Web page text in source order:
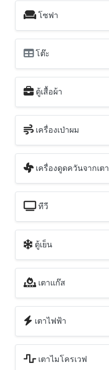
โซฟา
โต๊ะ
ตู้เสื้อผ้า
เครื่องเป่าผม
เครื่องดูดควันจากเตา
ทีวี
ตู้เย็น
เตาแก๊ส
เตาไฟฟ้า
เตาไมโครเวฟ